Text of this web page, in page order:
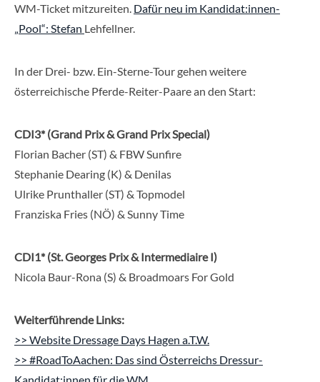
WM-Ticket mitzureiten. Dafür neu im Kandidat:innen-
„Pool“: Stefan Lehfellner.
In der Drei- bzw. Ein-Sterne-Tour gehen weitere
österreichische Pferde-Reiter-Paare an den Start:
CDI3* (Grand Prix & Grand Prix Special)
Florian Bacher (ST) & FBW Sunfire
Stephanie Dearing (K) & Denilas
Ulrike Prunthaller (ST) & Topmodel
Franziska Fries (NÖ) & Sunny Time
CDI1* (St. Georges Prix & Intermediaire I)
Nicola Baur-Rona (S) & Broadmoars For Gold
Weiterführende Links:
>> Website Dressage Days Hagen a.T.W.
>> #RoadToAachen: Das sind Österreichs Dressur-
Kandidat:innen für die WM